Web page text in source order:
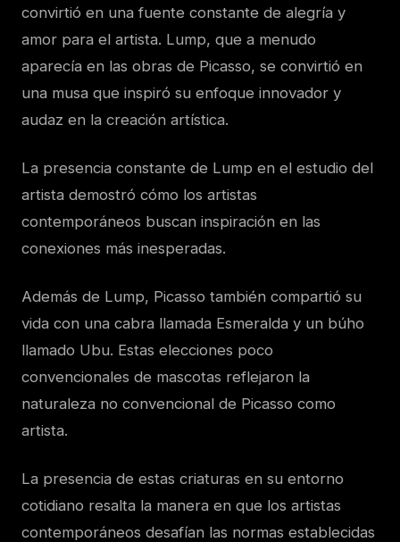
convirtió en una fuente constante de alegría y
amor para el artista. Lump, que a menudo
aparecía en las obras de Picasso, se convirtió en
una musa que inspiró su enfoque innovador y
audaz en la creación artística.
La presencia constante de Lump en el estudio del
artista demostró cómo los artistas
contemporáneos buscan inspiración en las
conexiones más inesperadas.
Además de Lump, Picasso también compartió su
vida con una cabra llamada Esmeralda y un búho
llamado Ubu. Estas elecciones poco
convencionales de mascotas reflejaron la
naturaleza no convencional de Picasso como
artista.
La presencia de estas criaturas en su entorno
cotidiano resalta la manera en que los artistas
contemporáneos desafían las normas establecidas